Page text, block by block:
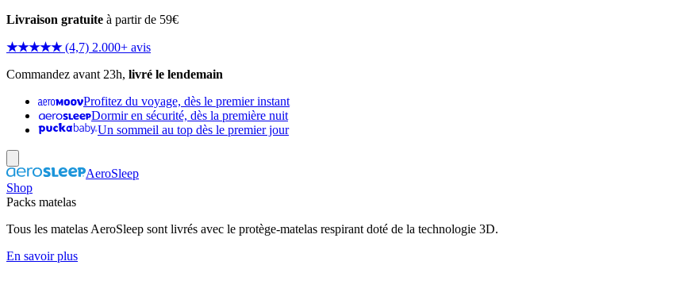
Livraison gratuite à partir de 59€
★★★★★ (4,7) 2.000+ avis
Commandez avant 23h, livré le lendemain
Profitez du voyage, dès le premier instant
Dormir en sécurité, dès la première nuit
Un sommeil au top dès le premier jour
AeroSleep
Shop
Packs matelas
Tous les matelas AeroSleep sont livrés avec le protège-matelas respirant doté de la technologie 3D.
En savoir plus